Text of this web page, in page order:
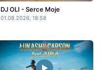
DJ OLI - Serce Moje
01.08.2026, 18:58